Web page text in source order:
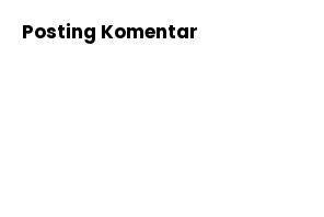
Posting Komentar